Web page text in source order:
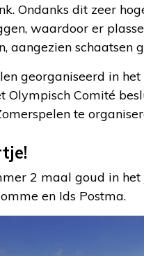
Ondanks dit zeer
waardoor er
aangezien schaatsen
georganiseerd in
Olympisch Comité
te
2 maal goud in het
en Ids Postma.